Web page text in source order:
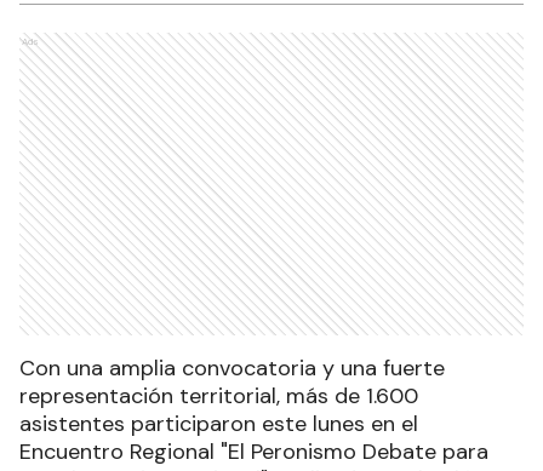
Ads
Con una amplia convocatoria y una fuerte
representación territorial, más de 1.600
asistentes participaron este lunes en el
Encuentro Regional "El Peronismo Debate para